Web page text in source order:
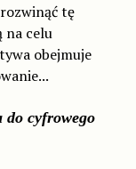
rozwinąć tę
na celu
obejmuje
do cyfrowego